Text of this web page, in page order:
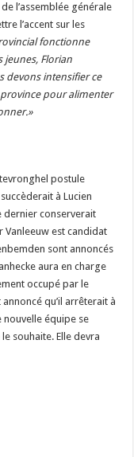
l’assemblée générale
l’accent sur les
fonctionne
jeunes, Florian
devons intensifier ce
pour alimenter
postule
à Lucien
dernier conserverait
Vanleeuw est candidat
sont annoncés
aura en charge
occupé par le
qu’il arrêterait à
nouvelle équipe se
souhaite. Elle devra